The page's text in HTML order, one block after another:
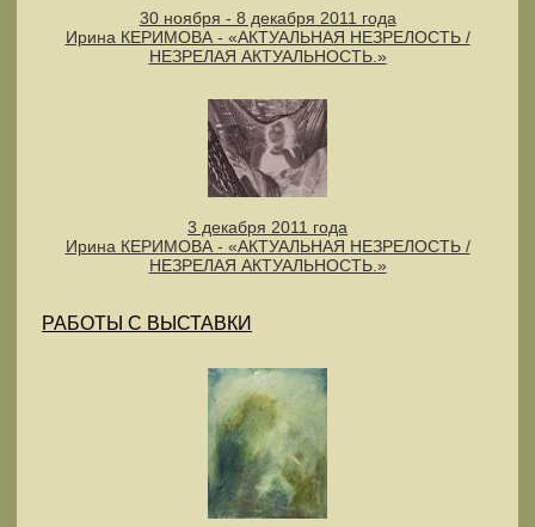
30 ноября - 8 декабря 2011 года
Ирина КЕРИМОВА - «АКТУАЛЬНАЯ НЕЗРЕЛОСТЬ /
НЕЗРЕЛАЯ АКТУАЛЬНОСТЬ.»
3 декабря 2011 года
Ирина КЕРИМОВА - «АКТУАЛЬНАЯ НЕЗРЕЛОСТЬ /
НЕЗРЕЛАЯ АКТУАЛЬНОСТЬ.»
РАБОТЫ С ВЫСТАВКИ